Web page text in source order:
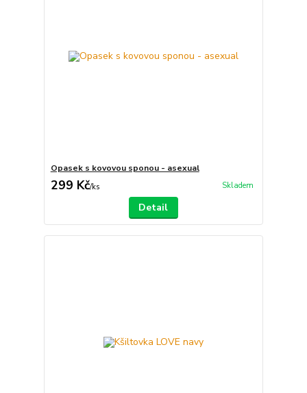
Opasek s kovovou sponou - asexual
299 Kč/ks Skladem
Detail